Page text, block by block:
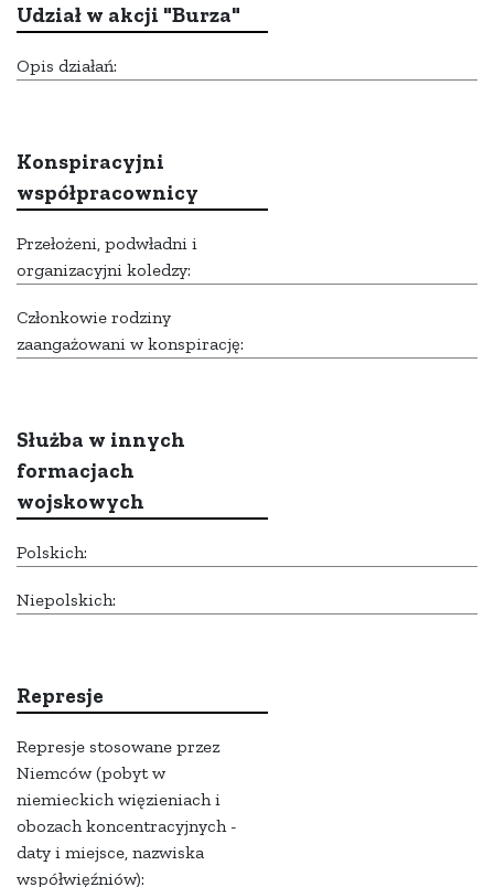
Udział w akcji "Burza"
Opis działań:
Konspiracyjni
współpracownicy
Przełożeni, podwładni i
organizacyjni koledzy:
Członkowie rodziny
zaangażowani w konspirację:
Służba w innych
formacjach
wojskowych
Polskich:
Niepolskich:
Represje
Represje stosowane przez
Niemców (pobyt w
niemieckich więzieniach i
obozach koncentracyjnych -
daty i miejsce, nazwiska
współwięźniów):